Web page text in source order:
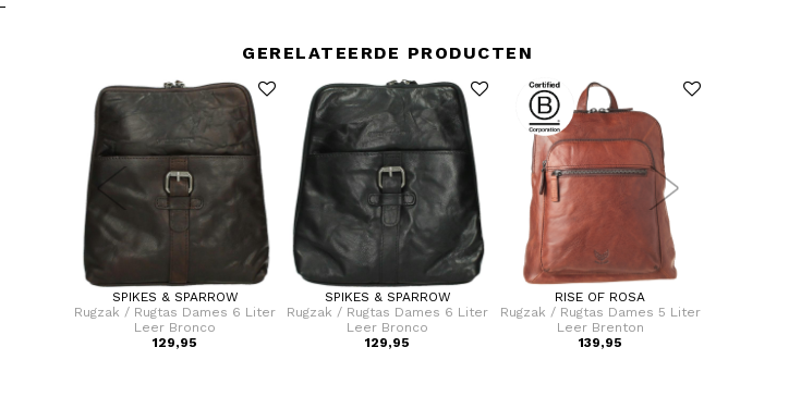
GERELATEERDE PRODUCTEN
SPIKES & SPARROW
Rugzak / Rugtas Dames 6 Liter
Leer Bronco
129,95
SPIKES & SPARROW
Rugzak / Rugtas Dames 6 Liter
Leer Bronco
129,95
RISE OF ROSA
Rugzak / Rugtas Dames 5 Liter
Leer Brenton
139,95